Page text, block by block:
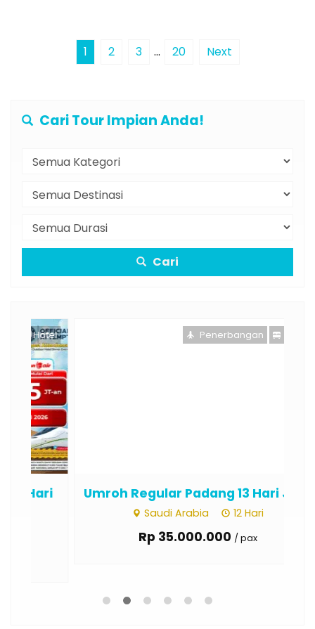
1 2 3 … 20 Next
Cari Tour Impian Anda!
Cari
Umroh Regular Padang 13 Hari Jul...
Saudi Arabia 12 Hari
Rp 35.000.000 / pax
Penerbangan Hotel